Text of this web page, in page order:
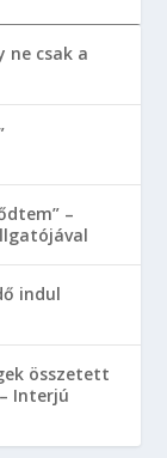
ne csak a
–
indul
összetett
Interjú